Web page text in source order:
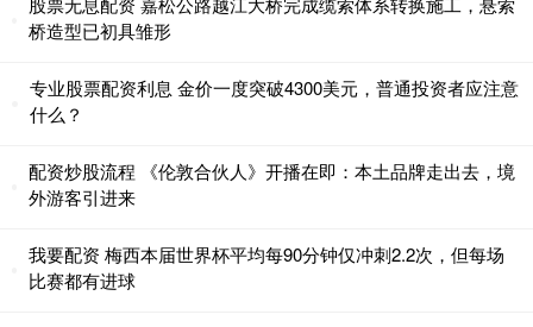
桥造型已初具雏形
专业股票配资利息 金价一度突破4300美元，普通投资者应注意
什么？
配资炒股流程 《伦敦合伙人》开播在即：本土品牌走出去，境
外游客引进来
我要配资 梅西本届世界杯平均每90分钟仅冲刺2.2次，但每场
比赛都有进球